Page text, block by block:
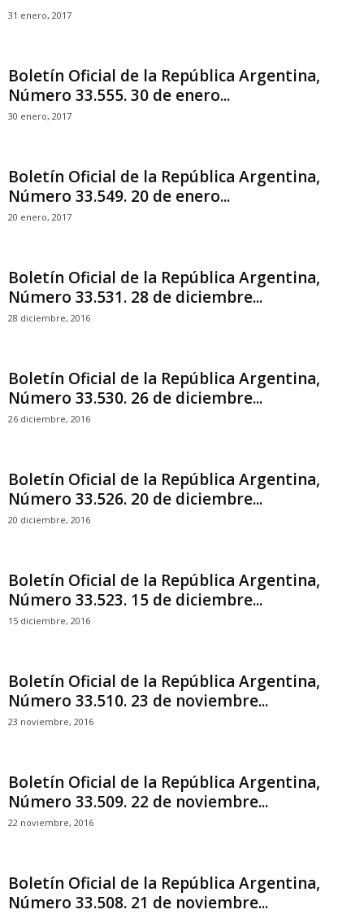
31 enero, 2017
Boletín Oficial de la República Argentina,
Número 33.555. 30 de enero...
30 enero, 2017
Boletín Oficial de la República Argentina,
Número 33.549. 20 de enero...
20 enero, 2017
Boletín Oficial de la República Argentina,
Número 33.531. 28 de diciembre...
28 diciembre, 2016
Boletín Oficial de la República Argentina,
Número 33.530. 26 de diciembre...
26 diciembre, 2016
Boletín Oficial de la República Argentina,
Número 33.526. 20 de diciembre...
20 diciembre, 2016
Boletín Oficial de la República Argentina,
Número 33.523. 15 de diciembre...
15 diciembre, 2016
Boletín Oficial de la República Argentina,
Número 33.510. 23 de noviembre...
23 noviembre, 2016
Boletín Oficial de la República Argentina,
Número 33.509. 22 de noviembre...
22 noviembre, 2016
Boletín Oficial de la República Argentina,
Número 33.508. 21 de noviembre...